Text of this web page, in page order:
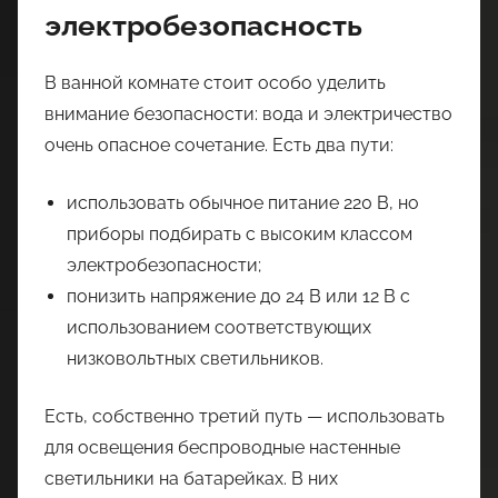
электробезопасность
В ванной комнате стоит особо уделить
внимание безопасности: вода и электричество
очень опасное сочетание. Есть два пути:
использовать обычное питание 220 В, но
приборы подбирать с высоким классом
электробезопасности;
понизить напряжение до 24 В или 12 В с
использованием соответствующих
низковольтных светильников.
Есть, собственно третий путь — использовать
для освещения беспроводные настенные
светильники на батарейках. В них